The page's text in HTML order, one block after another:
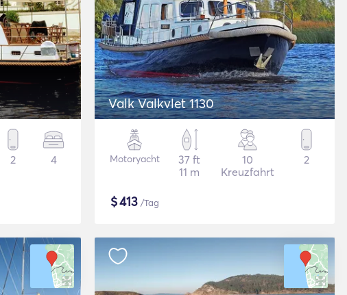
2 4
Valk Valkvlet 1130
Motoryacht
37 ft
11 m
10
Kreuzfahrt
2
$413 /Tag